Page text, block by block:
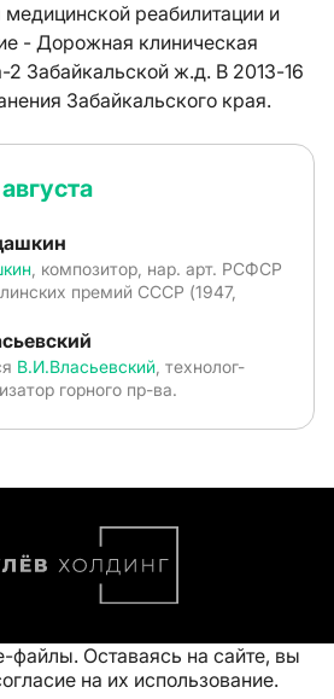
реабилитации и
- Дорожная клиническая
2 Забайкальской ж.д. В 2013-16
Забайкальского края.
, композитор, нар. арт. РСФСР
премий СССР (1947,
В.И.Власьевский , технолог-
горного пр-ва.
Оставаясь на сайте, вы
на их использование.